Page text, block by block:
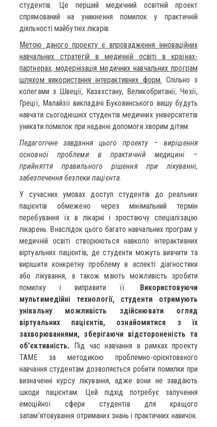
студентів. Це перший медичний освітній проект
спрямований на уникнення помилок у практичній
діяльності майбутніх лікарів.
Метою даного проекту є впровадження інноваційних
навчальних стратегій в медичній освіті в країнах-
партнерах, модернізація медичних навчальних програм
шляхом використання інтерактивних форм. Спільно з
колегами з Швеції, Казахстану, Великобританії, Чехії,
Греції, Малайзії викладачі Буковинського вишу будуть
навчати сьогоднішніх студентів медичних університетів
уникати помилок при наданні допомоги хворим дітям.
Педагогічне завдання цього проекту – вирішення
основної проблеми в практичній медицині –
прийняття правильного рішення при лікуванні,
забезпечення безпеки пацієнта.
У сучасних умовах доступ студентів до реальних
пацієнтів обмежено через мінімальний термін
перебування їх в лікарні і зростаючу спеціалізацію
лікарень. Внаслідок цього багато навчальних програм у
медичній освіті створюються навколо інтерактивних
віртуальних пацієнтів, де студенти можуть вивчити та
вирішити конкретну проблему в аспекті діагностики
або лікування, а також мають можливість зробити
помилку і виправити її. Використовуючи
мультимедійні технології, студенти отримують
унікальну можливість здійснювати огляд
віртуальних пацієнтів, ознайомитися з їх
захворюваннями, зберігаючи відстороненість та
об’єктивність. Під час навчання в рамках проекту
ТАМЕ за методикою проблемно-орієнтованого
навчання студентам дозволяється робити помилки при
визначенні курсу лікування, адже вони не завдають
шкоди пацієнтам. Цей підхід потребує залучення
емоційної сфери студентів для кращого
запам’ятовування отриманих знань і практичних навичок.